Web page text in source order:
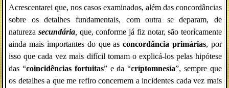
Acrescentarei que, nos casos examinados, além das concordâncias
sobre os detalhes fundamentais, com outra se deparam, de
natureza secundária, que, conforme já fiz notar, são teorícamente
ainda mais importantes do que asconcordância primárias, por
isso que cada vez mais difícil tomam o explicá-los pelas hipótese
das “coincidências fortuitas” e da “críptomnesía”, sempre que
os detalhes a que me refiro concernem a incidentes cada vez mais